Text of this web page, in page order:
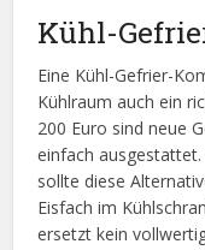
Kühl-
Eine Kühl-Gefrier-
Kühlraum auch ein
200 Euro sind neue
einfach
sollte diese
Eisfach im
ersetzt kein